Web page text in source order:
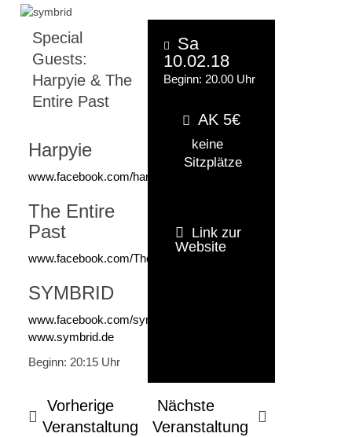
Special
Guests:
Harpyie & The
Entire Past
Harpyie
www.facebook.com/harpyien
The Entire
Past
www.facebook.com/TheEntirePast
SYMBRID
www.facebook.com/symbrid
www.symbrid.de
Beginn: 20:15 Uhr
Sa
10.02.18
Beginn: 20.00 Uhr
AK 5€
keine
Sitzplätze
Link zur
Website
Vorherige
Veranstaltung
Nächste
Veranstaltung